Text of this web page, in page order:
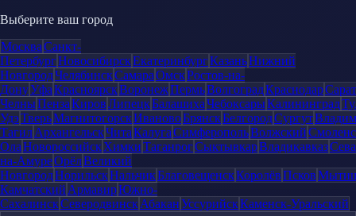
Выберите ваш город
МоскваСанкт-
ПетербургНовосибирскЕкатеринбургКазаньНижний
НовгородЧелябинскСамараОмскРостов-на-
ДонуУфаКрасноярскВоронежПермьВолгоградКраснодар
ЧелныПензаКировЛипецкБалашихаЧебоксарыКалининград
УдэТверьМагнитогорскИвановоБрянскБелгородСургут
ТагилАрхангельскЧитаКалугаСимферопольВолжский
ОлаНовороссийскХимкиТаганрогСыктывкарВладикавказ
на-АмуреОрёлВеликий
НовгородНорильскНальчикБлаговещенскКоролёвПсков
Камчатский АрмавирЮжно-
СахалинскСеверодвинскАбаканУссурийскКаменск-Уральский